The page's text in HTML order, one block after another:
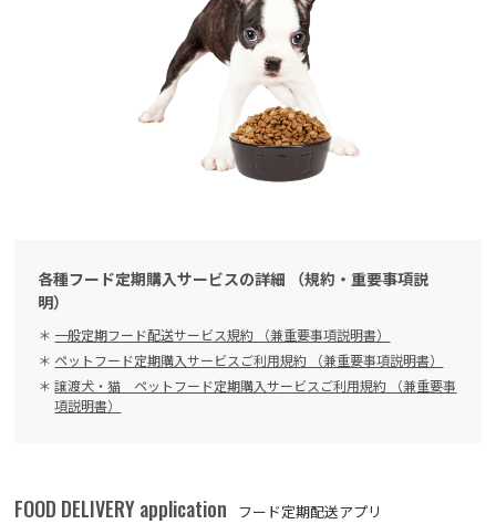
各種フード定期購入サービスの詳細 （規約・重要事項説
明）
一般定期フード配送サービス規約 （兼重要事項説明書）
ペットフード定期購入サービスご利用規約 （兼重要事項説明書）
譲渡犬・猫 ペットフード定期購入サービスご利用規約 （兼重要事
項説明書）
FOOD DELIVERY application フード定期配送アプリ